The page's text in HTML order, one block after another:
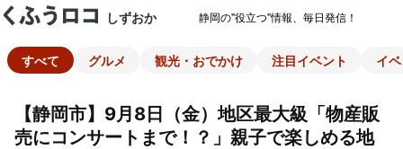
しずおか 静岡の"役立つ"情報、毎日発信！
すべて グルメ 観光・おでかけ 注目イベント イ
【静岡市】9月8日（金）地区最大級「物産販
売にコンサートまで！？」親子で楽しめる地